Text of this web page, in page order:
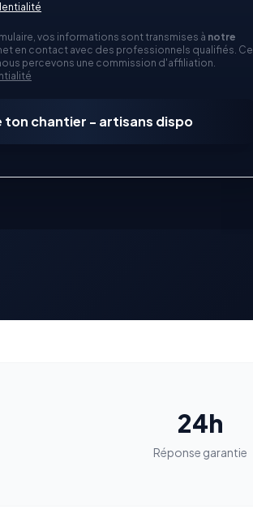
vos informations sont transmises à notre
en contact avec des professionnels qualifiés. Ce
percevons une commission d'affiliation.
ton chantier - artisans dispo
24h
Réponse garantie